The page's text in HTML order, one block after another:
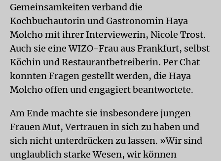
Gemeinsamkeiten verband die
Kochbuchautorin und Gastronomin Haya
Molcho mit ihrer Interviewerin, Nicole Trost.
Auch sie eine WIZO-Frau aus Frankfurt, selbst
Köchin und Restaurantbetreiberin. Per Chat
konnten Fragen gestellt werden, die Haya
Molcho offen und engagiert beantwortete.
Am Ende machte sie insbesondere jungen
Frauen Mut, Vertrauen in sich zu haben und
sich nicht unterdrücken zu lassen. »Wir sind
unglaublich starke Wesen, wir können